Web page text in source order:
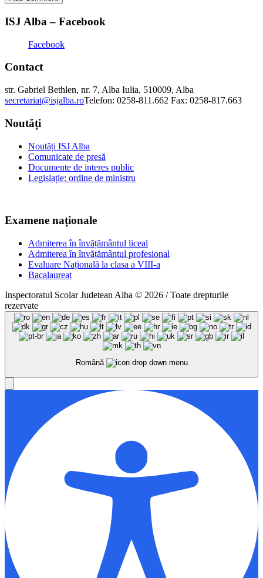
ISJ Alba – Facebook
Facebook
Contact
str. Gabriel Bethlen, nr. 7, Alba Iulia, 510009, Alba
secretariat@isjalba.roTelefon: 0258-811.662 Fax: 0258-817.663
Noutăți
Noutăți ISJ Alba
Comunicate de presă
Documente de interes public
Legislație: ordine de ministru
Examene naționale
Admiterea în învățământul liceal
Admiterea în învățământul profesional
Evaluare Națională la clasa a VIII-a
Bacalaureat
Inspectoratul Scolar Judetean Alba © 2026 / Toate drepturile
rezervate
Română